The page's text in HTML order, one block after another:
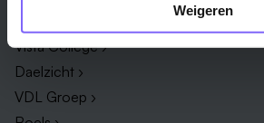
Weigeren
Vista College ›
Daelzicht ›
VDL Groep ›